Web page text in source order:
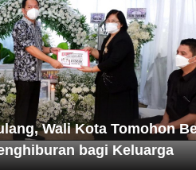
Wali Kota Tomohon
bagi Keluarga